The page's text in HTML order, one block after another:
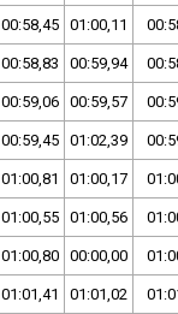
00:58,45 01:00,11
00:58,83 00:59,94
00:59,06 00:59,57
00:59,45 01:02,39
01:00,81 01:00,17
01:00,55 01:00,56
01:00,80 00:00,00
01:01,41 01:01,02